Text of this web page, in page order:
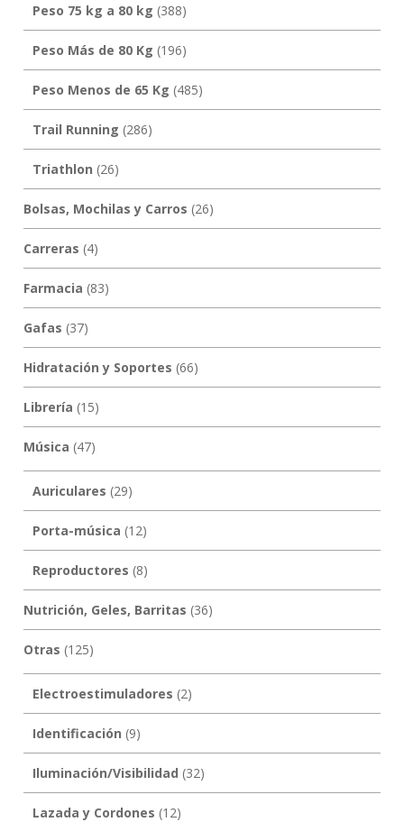
Peso 75 kg a 80 kg (388)
Peso Más de 80 Kg (196)
Peso Menos de 65 Kg (485)
Trail Running (286)
Triathlon (26)
Bolsas, Mochilas y Carros (26)
Carreras (4)
Farmacia (83)
Gafas (37)
Hidratación y Soportes (66)
Librería (15)
Música (47)
Auriculares (29)
Porta-música (12)
Reproductores (8)
Nutrición, Geles, Barritas (36)
Otras (125)
Electroestimuladores (2)
Identificación (9)
Iluminación/Visibilidad (32)
Lazada y Cordones (12)